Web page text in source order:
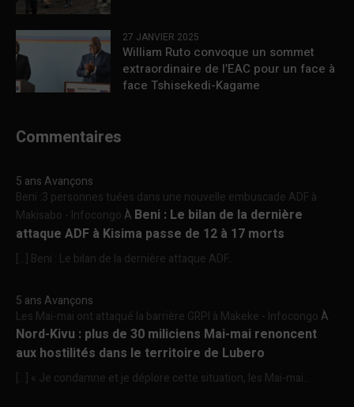
27 JANVIER 2025
William Ruto convoque un sommet
extraordinaire de l’EAC pour un face à
face Tshisekedi-Kagame
Commentaires
5 ans Avançons
Beni :3 personnes tuées dans une nouvelle embuscade ADF à
Makisabo - InfocongoÀ Beni : Le bilan de la dernière
attaque ADF à Kisima passe de 12 à 17 morts
[…] Beni : Le bilan de la dernière attaque ADF...
5 ans Avançons
Les Mai-mai ont attaqué la barrière GRPI à Makeke - InfocongoÀ
Nord-Kivu : plus de 30 miliciens Mai-mai renoncent
aux hostilités dans le territoire de Lubero
[…] « Je condamne et je déplore cette situation, les Mai-mai...